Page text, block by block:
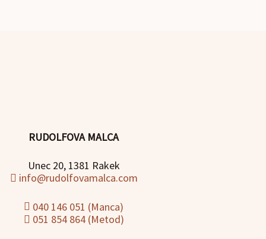
RUDOLFOVA MALCA
Unec 20, 1381 Rakek
info@rudolfovamalca.com
040 146 051 (Manca)
051 854 864 (Metod)